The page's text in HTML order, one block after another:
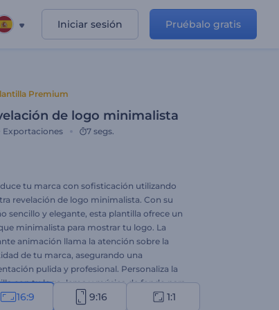
Iniciar sesión Pruébalo gratis
Premium
de logo minimalista
Exportaciones 7 segs.
tu marca con sofisticación utilizando
revelación de logo minimalista. Con su
sencillo y elegante, esta plantilla ofrece un
minimalista para mostrar tu logo. La
animación llama la atención sobre la
de tu marca, asegurando una
pulida y profesional. Personaliza la
con tu logo, lema y música de fondo para
una impresión memorable para los
16:9 9:16 1:1